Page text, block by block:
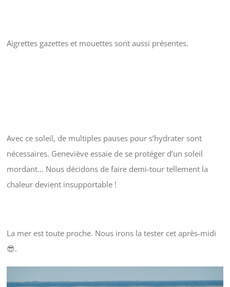
Aigrettes gazettes et mouettes sont aussi présentes.
Avec ce soleil, de multiples pauses pour s’hydrater sont
nécessaires. Geneviève essaie de se protéger d’un soleil
mordant… Nous décidons de faire demi-tour tellement la
chaleur devient insupportable !
La mer est toute proche. Nous irons la tester cet après-midi
😎.